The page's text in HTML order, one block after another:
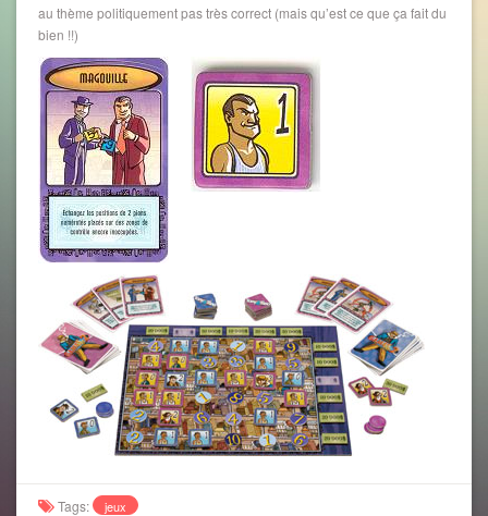
au thème politiquement pas très correct (mais qu’est ce que ça fait du
bien !!)
Tags: jeux